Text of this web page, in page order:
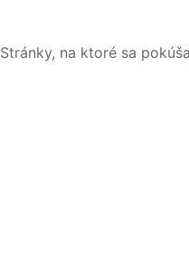
Stránky, na ktoré sa